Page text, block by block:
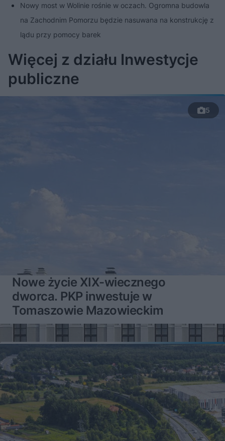
Nowy most w Wolinie rośnie w oczach. Ogromna budowla
na Zachodnim Pomorzu będzie nasuwana na konstrukcję z
lądu przy pomocy barek
Więcej z działu Inwestycje
publiczne
5
Nowe życie XIX-wiecznego
dworca. PKP inwestuje w
Tomaszowie Mazowieckim